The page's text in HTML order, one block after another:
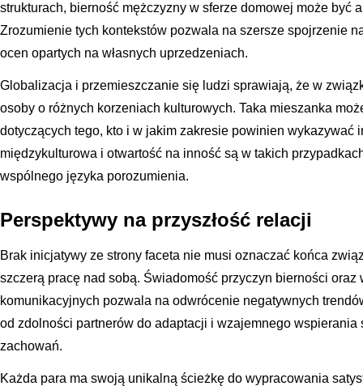
strukturach, bierność mężczyzny w sferze domowej może być
Zrozumienie tych kontekstów pozwala na szersze spojrzenie
ocen opartych na własnych uprzedzeniach.
Globalizacja i przemieszczanie się ludzi sprawiają, że w
osoby o różnych korzeniach kulturowych. Taka mieszanka
dotyczących tego, kto i w jakim zakresie powinien wykazywać
międzykulturowa i otwartość na inność są w takich
wspólnego języka porozumienia.
Perspektywy na przyszłość relacji
Brak inicjatywy ze strony faceta nie musi oznaczać końca
szczerą pracę nad sobą. Świadomość przyczyn bierności
komunikacyjnych pozwala na odwrócenie negatywnych
od zdolności partnerów do adaptacji i wzajemnego
zachowań.
Każda para ma swoją unikalną ścieżkę do wypracowania